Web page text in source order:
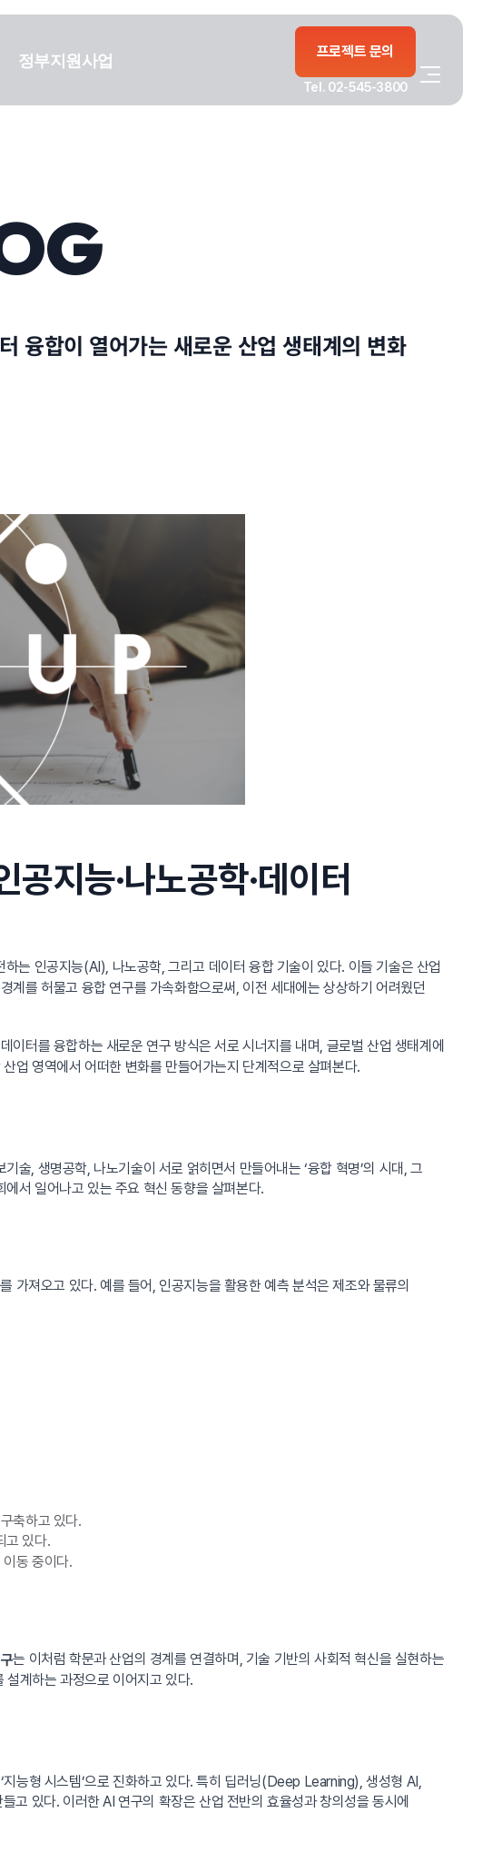
정부지원사업 프로젝트 문의
Tel. 02-545-3800
융합이 열어가는 새로운 산업 생태계의 변화
지능·나노공학·데이터
하는 인공지능(AI), 나노공학, 그리고 데이터 융합 기술이 있다. 이들 기술은 산업
를 허물고 융합 연구를 가속화함으로써, 이전 세대에는 상상하기 어려웠던
터를 융합하는 새로운 연구 방식은 서로 시너지를 내며, 글로벌 산업 생태계에
업 영역에서 어떠한 변화를 만들어가는지 단계적으로 살펴본다.
술, 생명공학, 나노기술이 서로 얽히면서 만들어내는 ‘융합 혁명’의 시대, 그
서 일어나고 있는 주요 혁신 동향을 살펴본다.
가져오고 있다. 예를 들어, 인공지능을 활용한 예측 분석은 제조와 물류의
축하고 있다.
고 있다.
동 중이다.
는 이처럼 학문과 산업의 경계를 연결하며, 기술 기반의 사회적 혁신을 실현하는
설계하는 과정으로 이어지고 있다.
능형 시스템’으로 진화하고 있다. 특히 딥러닝(Deep Learning), 생성형 AI,
있다. 이러한 AI 연구의 확장은 산업 전반의 효율성과 창의성을 동시에